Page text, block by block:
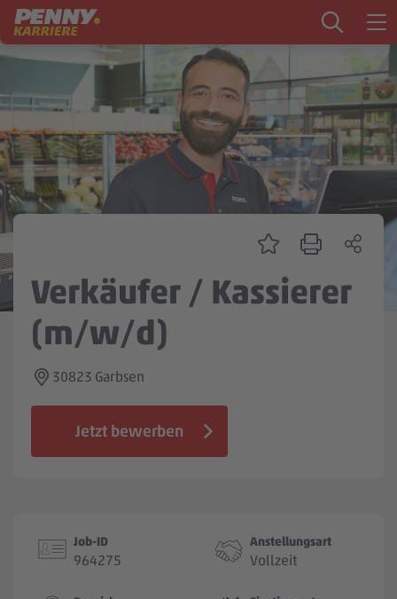
Zum Inhalt springen
Startseite
PENNY als Arbeitgeber
Ausbildung
Markt
Zentrale & Vertrieb
Mein Kandidat:innenprofil
Jobbörse
Verkäufer / Kassierer
(m/w/d)
30823 Garbsen
Jetzt bewerben
Job-ID
964275
Anstellungsart
Vollzeit